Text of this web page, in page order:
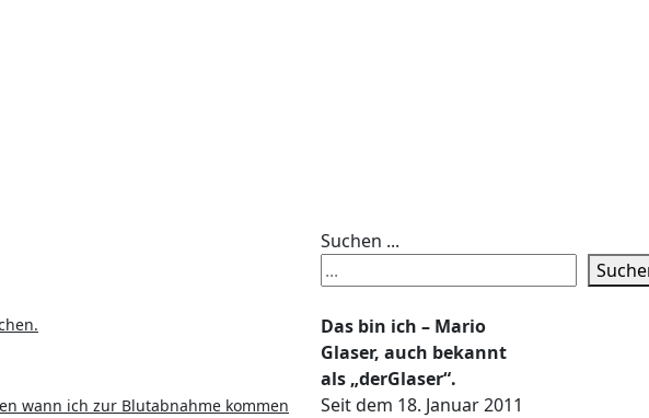
wann ich zur Blutabnahme kommen
Suchen ...
Das bin ich – Mario
Glaser, auch bekannt
als „derGlaser“.
Seit dem 18. Januar 2011